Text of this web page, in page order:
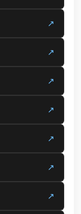
↗
↗
↗
↗
↗
↗
↗